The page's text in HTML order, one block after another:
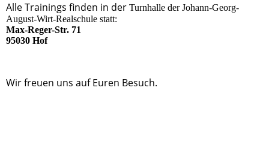
Alle Trainings finden in der Turnhalle der Johann-Georg-
August-Wirt-Realschule statt:
Max-Reger-Str. 71
95030 Hof
Wir freuen uns auf Euren Besuch.